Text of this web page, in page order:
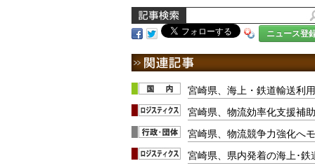
ニュース登
宮崎県、海上・鉄道輸送利
宮崎県、物流効率化支援補
宮崎県、物流競争力強化へ
宮崎県、県内発着の海上･鉄